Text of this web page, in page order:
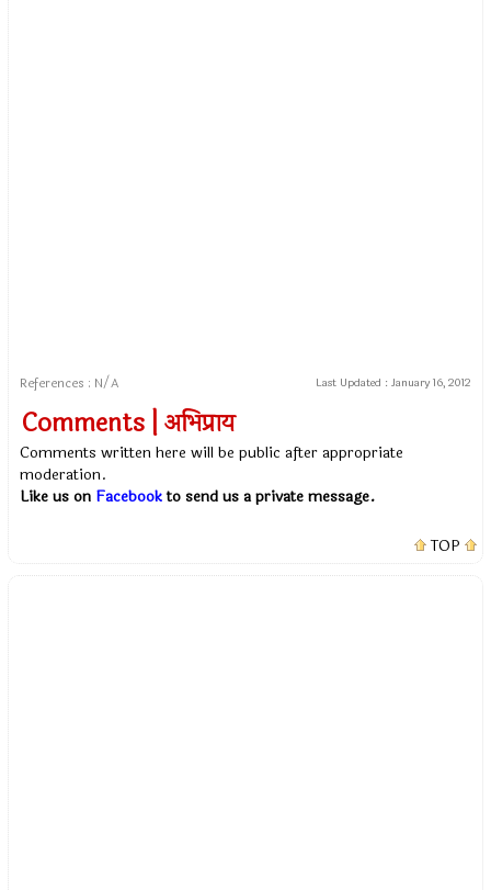
References : N/A Last Updated : January 16, 2012
Comments | अभिप्राय
Comments written here will be public after appropriate
moderation.
Like us on Facebookto send us a private message.
TOP